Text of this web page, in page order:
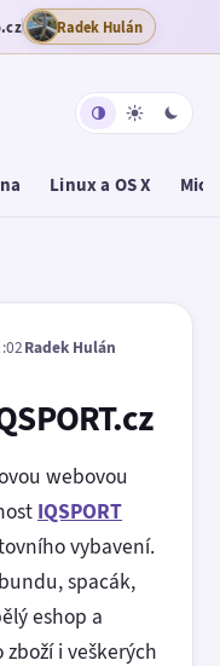
Radek Hulán
Linux a OS X
Radek Hulán
webovou
IQSPORT
vybavení.
spacák,
eshop a
i veškerých